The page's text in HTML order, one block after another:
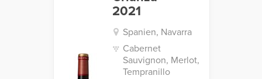
2021
Spanien, Navarra
Cabernet
Sauvignon, Merlot,
Tempranillo